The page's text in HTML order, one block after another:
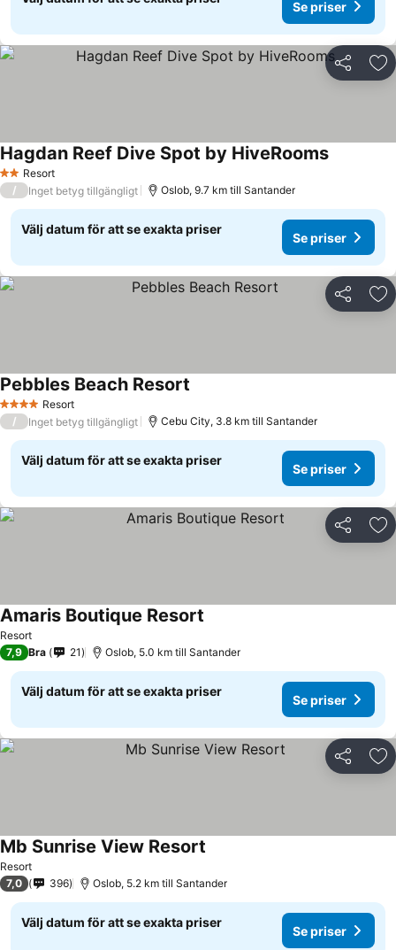
Se priser
Dela
2 Stjärnor
Resort
Hagdan Reef Dive Spot by HiveRooms
/ Inget betyg tillgängligt Oslob, 9.7 km till Santander
Välj datum för att se exakta priser
Se priser
Dela
4 StjärnorResort
Pebbles Beach Resort
/ Inget betyg tillgängligt Cebu City, 3.8 km till Santander
Välj datum för att se exakta priser
Se priser
Dela
Resort
Amaris Boutique Resort
7,9 Bra 21 Oslob, 5.0 km till Santander
Välj datum för att se exakta priser
Se priser
Dela
Resort
Mb Sunrise View Resort
7,0 396 Oslob, 5.2 km till Santander
Välj datum för att se exakta priser
Se priser